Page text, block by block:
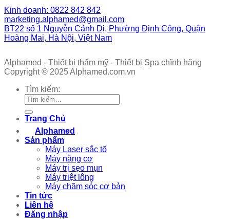
Kinh doanh: 0822 842 842
marketing.alphamed@gmail.com
BT22 số 1 Nguyễn Cảnh Dị, Phường Định Công, Quận
Hoàng Mai, Hà Nội, Việt Nam
Alphamed - Thiết bị thẩm mỹ - Thiết bị Spa chĩnh hãng
Copyright © 2025 Alphamed.com.vn
Tìm kiếm:
Trang Chủ
Alphamed
Sản phẩm
Máy Laser sắc tố
Máy nâng cơ
Máy trị sẹo mụn
Máy triệt lông
Máy chăm sóc cơ bản
Tin tức
Liên hệ
Đăng nhập